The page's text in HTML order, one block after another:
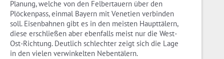
Planung, welche von den Felbertauern über den
Plöckenpass, einmal Bayern mit Venetien verbinden
soll. Eisenbahnen gibt es in den meisten Haupttälern,
diese erschließen aber ebenfalls meist nur die West-
Ost-Richtung. Deutlich schlechter zeigt sich die Lage
in den vielen verwinkelten Nebentälern.